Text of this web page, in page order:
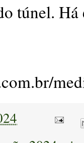
túnel. Há